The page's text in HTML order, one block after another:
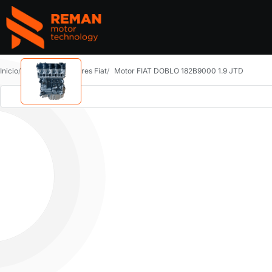
REMAN Motor Parts
Inicio Catálogo Motores Fiat Motor FIAT DOBLO 182B9000 1.9 JTD